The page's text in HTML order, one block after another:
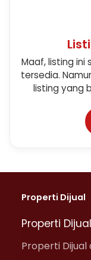
Maaf, listing
tersedia.
listing yang
Properti Dijual
Properti
Properti Dijual